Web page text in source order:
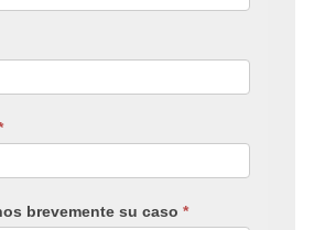
brevemente su caso*